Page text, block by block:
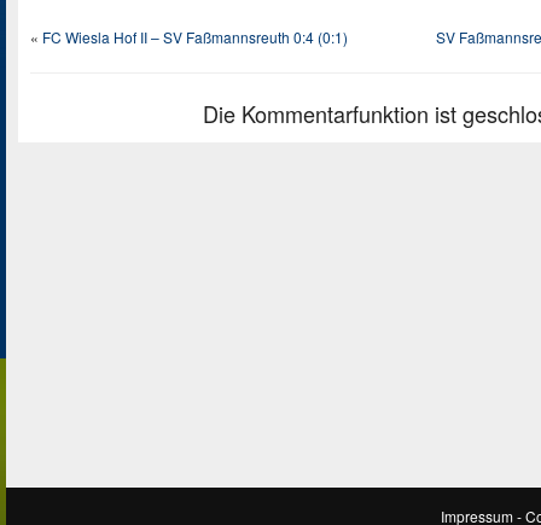
« FC Wiesla Hof II – SV Faßmannsreuth 0:4 (0:1) SV
Die Kommentarfunktion ist
Impressum-